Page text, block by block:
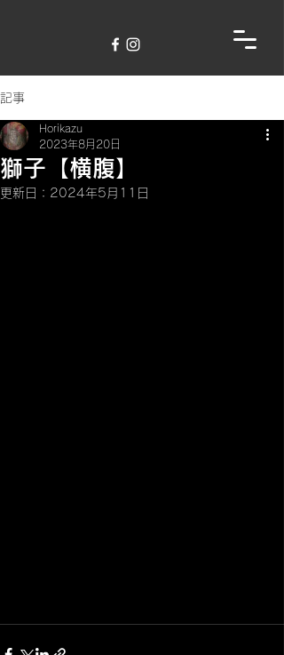
記事
獅子【横腹】
Horikazu
2023年8月20日
更新日： 2024年5月11日